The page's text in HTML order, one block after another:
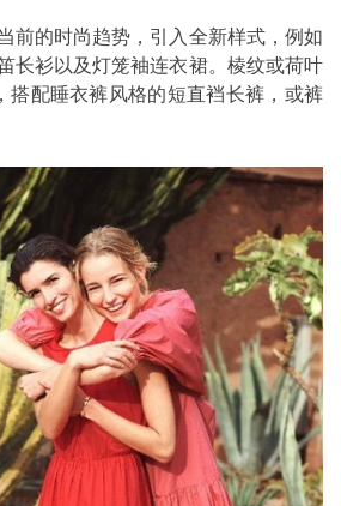
的时尚趋势，引入全新样式，例如
长衫以及灯笼袖连衣裙。棱纹或荷叶
搭配睡衣裤风格的短直裆长裤，或裤